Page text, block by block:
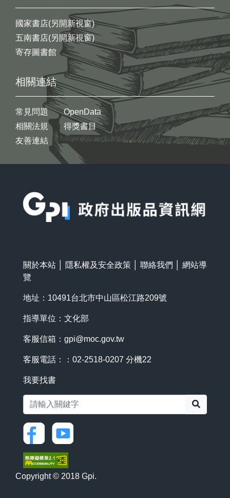
國家書店(另開新視窗)
五南書店(另開新視窗)
寄存圖書館
相關連結
常見問題
相關法規
友善連結
OpenData
得獎書目
關於本站 隱私權及安全政策 聯絡我們
網站導
覽
地址：10491台北市中山區松江路209號
指導單位：文化部
客服信箱： gpi@moc.gov.tw
客服電話：：02-2518-0207 分機22
我要找書
Copyright © 2018 Gpi.